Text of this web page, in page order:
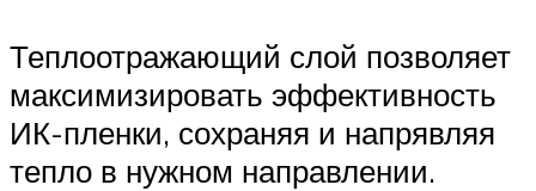
Теплоотражающий слой позволяет
максимизировать эффективность
ИК-пленки, сохраняя и напрявляя
тепло в нужном направлении.